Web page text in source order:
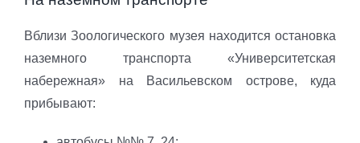
Вблизи Зоологического музея находится остановка
наземного транспорта «Университетская
набережная» на Васильевском острове, куда
прибывают: